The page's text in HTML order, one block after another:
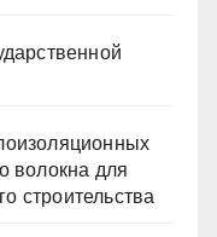
волокна для
строительства